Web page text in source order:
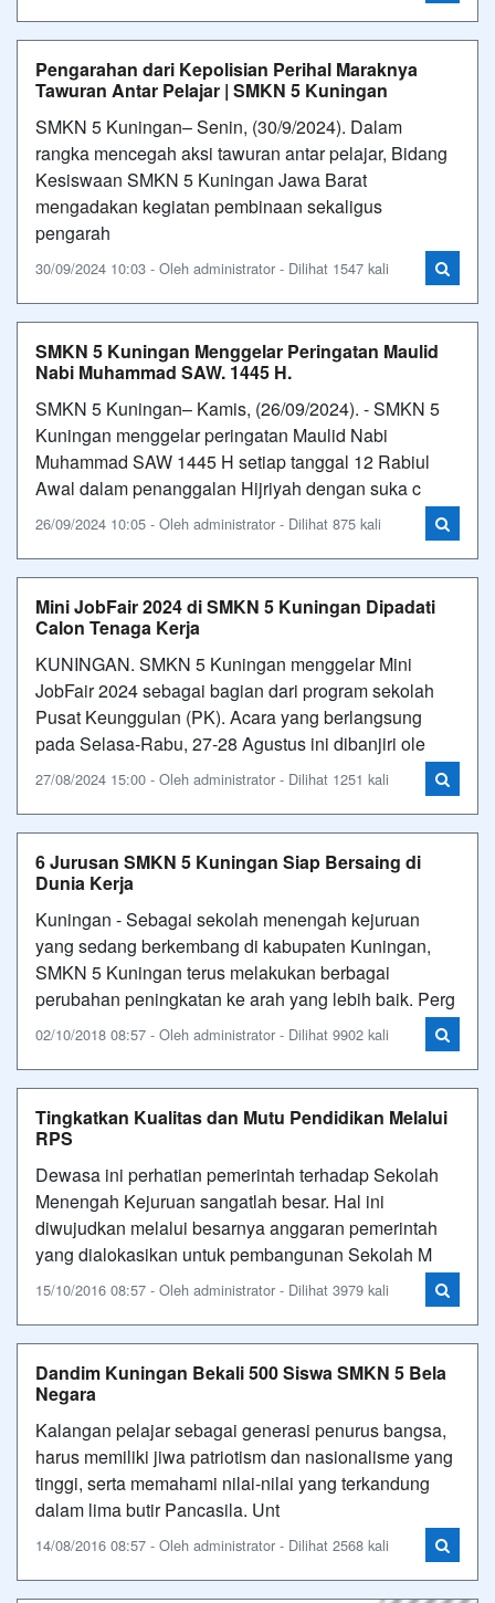
Pengarahan dari Kepolisian Perihal Maraknya
Tawuran Antar Pelajar | SMKN 5 Kuningan
SMKN 5 Kuningan– Senin, (30/9/2024). Dalam
rangka mencegah aksi tawuran antar pelajar, Bidang
Kesiswaan SMKN 5 Kuningan Jawa Barat
mengadakan kegiatan pembinaan sekaligus
pengarah
30/09/2024 10:03 - Oleh administrator - Dilihat 1547 kali
SMKN 5 Kuningan Menggelar Peringatan Maulid
Nabi Muhammad SAW. 1445 H.
SMKN 5 Kuningan– Kamis, (26/09/2024). - SMKN 5
Kuningan menggelar peringatan Maulid Nabi
Muhammad SAW 1445 H setiap tanggal 12 Rabiul
Awal dalam penanggalan Hijriyah dengan suka c
26/09/2024 10:05 - Oleh administrator - Dilihat 875 kali
Mini JobFair 2024 di SMKN 5 Kuningan Dipadati
Calon Tenaga Kerja
KUNINGAN. SMKN 5 Kuningan menggelar Mini
JobFair 2024 sebagai bagian dari program sekolah
Pusat Keunggulan (PK). Acara yang berlangsung
pada Selasa-Rabu, 27-28 Agustus ini dibanjiri ole
27/08/2024 15:00 - Oleh administrator - Dilihat 1251 kali
6 Jurusan SMKN 5 Kuningan Siap Bersaing di
Dunia Kerja
Kuningan - Sebagai sekolah menengah kejuruan
yang sedang berkembang di kabupaten Kuningan,
SMKN 5 Kuningan terus melakukan berbagai
perubahan peningkatan ke arah yang lebih baik. Perg
02/10/2018 08:57 - Oleh administrator - Dilihat 9902 kali
Tingkatkan Kualitas dan Mutu Pendidikan Melalui
RPS
Dewasa ini perhatian pemerintah terhadap Sekolah
Menengah Kejuruan sangatlah besar. Hal ini
diwujudkan melalui besarnya anggaran pemerintah
yang dialokasikan untuk pembangunan Sekolah M
15/10/2016 08:57 - Oleh administrator - Dilihat 3979 kali
Dandim Kuningan Bekali 500 Siswa SMKN 5 Bela
Negara
Kalangan pelajar sebagai generasi penurus bangsa,
harus memiliki jiwa patriotism dan nasionalisme yang
tinggi, serta memahami nilai-nilai yang terkandung
dalam lima butir Pancasila. Unt
14/08/2016 08:57 - Oleh administrator - Dilihat 2568 kali